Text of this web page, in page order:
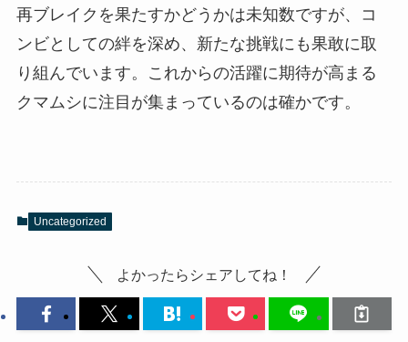
再ブレイクを果たすかどうかは未知数ですが、コ
ンビとしての絆を深め、新たな挑戦にも果敢に取
り組んでいます。これからの活躍に期待が高まる
クマムシに注目が集まっているのは確かです。
Uncategorized
よかったらシェアしてね！